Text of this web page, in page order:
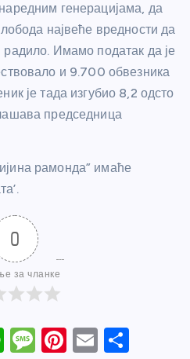
генерацијама, да
највеће вредности да
Имамо податак да је
и 9.700 обвезника
је тада изгубио 8,2 одсто
председница
рамонда” имаће
0
за чланке
W M
Pi
E